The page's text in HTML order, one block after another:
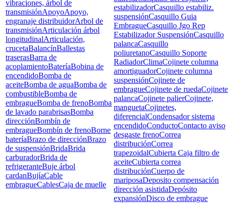
vibraciones, árbol de
transmisiónApoyoApoyo,
engranaje distribuidorArbol de
transmisiónArticulación árbol
longitudinalArticulación,
crucetaBalancínBallestas
traserasBarra de
acoplamientoBateríaBobina de
encendidoBomba de
aceiteBomba de aguaBomba de
combustibleBomba de
embragueBomba de frenoBomba
de lavado parabrisasBomba
direcciónBombín de
embragueBombín de frenoBorne
bateríaBrazo de direcciónBrazo
de suspensiónBridaBrida
carburadorBrida de
refrigeranteBuje árbol
cardanBujíaCable
embragueCablesCaja de muelle
estabilizadorCasquillo estabiliz.
suspensiónCasquillo Guia
EmbragueCasquillo Jgo Rep
Estabilizador SuspensiónCasquillo
palancaCasquillo
poliuretanoCasquillo Soporte
RadiadorClimaCojinete columna
amortiguadorCojinete columna
suspensiónCojinete de
embragueCojinete de ruedaCojinete
palancaCojinete palierCojinete,
manguetaCojinetes,
diferencialCondensador sistema
encendidoConductoContacto aviso
desgaste frenoCorrea
distribuciónCorrea
trapezoidalCubierta Caja filtro de
aceiteCubierta correa
distribuciónCuerpo de
mariposaDeposito compensación
dirección asistidaDepósito
expansiónDisco de embrague